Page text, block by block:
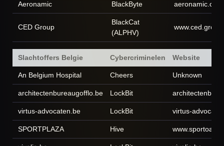
Aeronamic BlackByte aeronamic.com
CED Group
BlackCat
(ALPHV)
www.ced.group
Slachtoffers Belgie Cybercriminelen Website
An Belgium Hospital Cheers Unknown
architectenbureaugofflo.be LockBit
virtus-advocaten.be LockBit virtus-
SPORTPLAZA Hive